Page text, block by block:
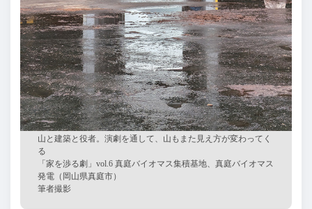
山と建築と役者。演劇を通して、山もまた見え方が変わってく
る
「家を渉る劇」 vol.6 真庭バイオマス集積基地、真庭バイオマス
発電（岡山県真庭市）
筆者撮影